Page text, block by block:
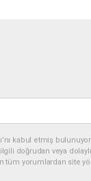
kabul etmiş
ilgili doğrudan veya
tüm yorumlardan site